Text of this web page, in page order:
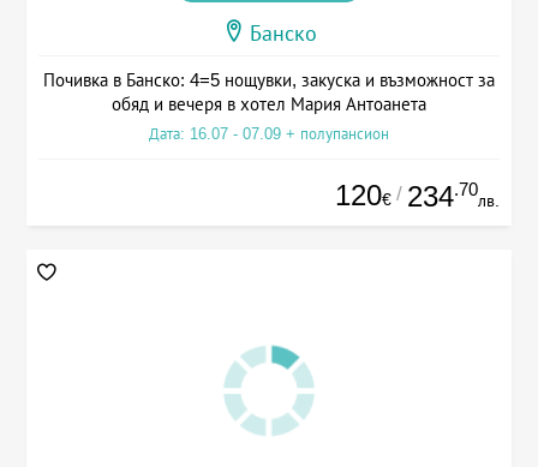
Банско
Почивка в Банско: 4=5 нощувки, закуска и възможност за
обяд и вечеря в хотел Мария Антоанета
Дата: 16.07 - 07.09 + полупансион
120€ / 234.70
лв.